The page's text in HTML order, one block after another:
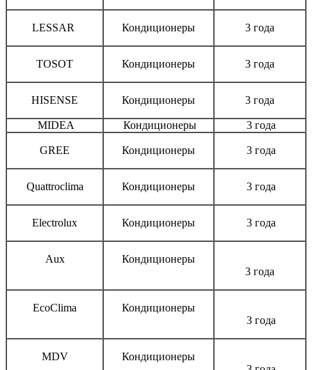
LESSAR Кондиционеры 3 года
TOSOT Кондиционеры 3 года
HISENSE Кондиционеры 3 года
MIDEA Кондиционеры 3 года
GREE Кондиционеры 3 года
Quattroclima Кондиционеры 3 года
Electrolux Кондиционеры 3 года
Aux
Кондиционеры
3 года
EcoClima
Кондиционеры
3 года
MDV
Кондиционеры